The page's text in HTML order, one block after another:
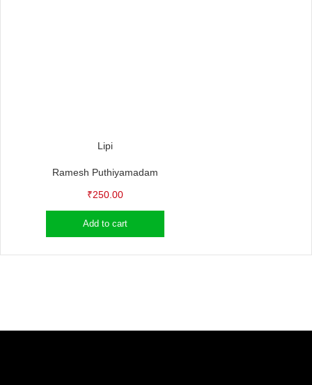
Lipi
Ramesh Puthiyamadam
₹250.00
Add to cart